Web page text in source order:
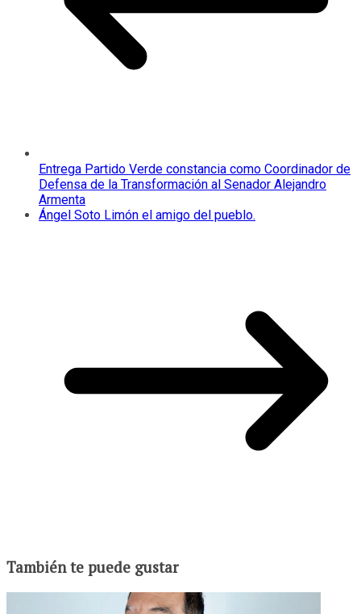
Entrega Partido Verde constancia como Coordinador de
Defensa de la Transformación al Senador Alejandro
Armenta
Ángel Soto Limón el amigo del pueblo.
También te puede gustar